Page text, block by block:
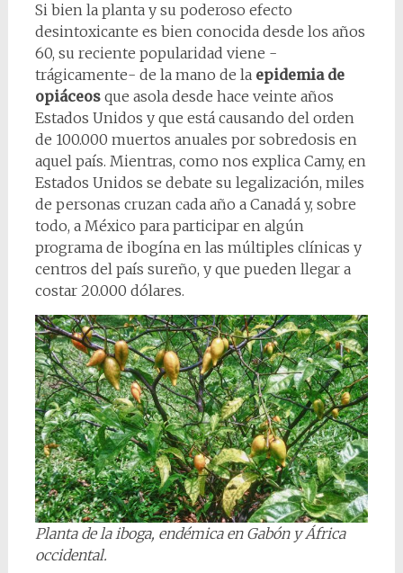
Si bien la planta y su poderoso efecto
desintoxicante es bien conocida desde los años
60, su reciente popularidad viene -
trágicamente- de la mano de la epidemia de
opiáceosque asola desde hace veinte años
Estados Unidos y que está causando del orden
de 100.000 muertos anuales por sobredosis en
aquel país. Mientras, como nos explica Camy, en
Estados Unidos se debate su legalización, miles
de personas cruzan cada año a Canadá y, sobre
todo, a México para participar en algún
programa de ibogína en las múltiples clínicas y
centros del país sureño, y que pueden llegar a
costar 20.000 dólares.
Planta de la iboga, endémica en Gabón y África
occidental.